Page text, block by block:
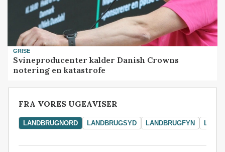
GRISE
Svineproducenter kalder Danish Crowns
notering en katastrofe
FRA VORES UGEAVISER
LANDBRUGNORD LANDBRUGSYD LANDBRUGFYN